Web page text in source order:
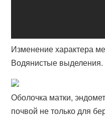
Изменение характера
Водянистые выделения.
Оболочка матки,
почвой не только для